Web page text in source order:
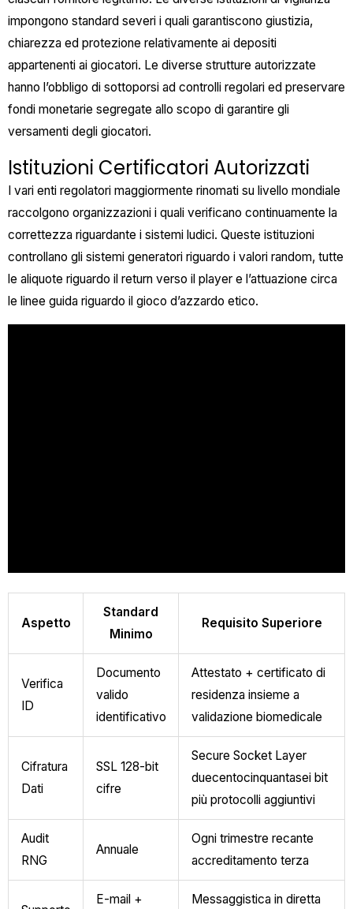
impongono standard severi i quali garantiscono giustizia,
chiarezza ed protezione relativamente ai depositi
appartenenti ai giocatori. Le diverse strutture autorizzate
hanno l’obbligo di sottoporsi ad controlli regolari ed preservare
fondi monetarie segregate allo scopo di garantire gli
versamenti degli giocatori.
Istituzioni Certificatori Autorizzati
I vari enti regolatori maggiormente rinomati su livello mondiale
raccolgono organizzazioni i quali verificano continuamente la
correttezza riguardante i sistemi ludici. Queste istituzioni
controllano gli sistemi generatori riguardo i valori random, tutte
le aliquote riguardo il return verso il player e l’attuazione circa
le linee guida riguardo il gioco d’azzardo etico.
Aspetto
Standard
Minimo
Requisito Superiore
Verifica
ID
Documento
valido
identificativo
Attestato + certificato di
residenza insieme a
validazione biomedicale
Cifratura
Dati
SSL 128-bit
cifre
Secure Socket Layer
duecentocinquantasei bit
più protocolli aggiuntivi
Audit
RNG
Annuale
Ogni trimestre recante
accreditamento terza
E-mail + Messaggistica in diretta